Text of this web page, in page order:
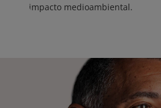
impacto medioambiental.